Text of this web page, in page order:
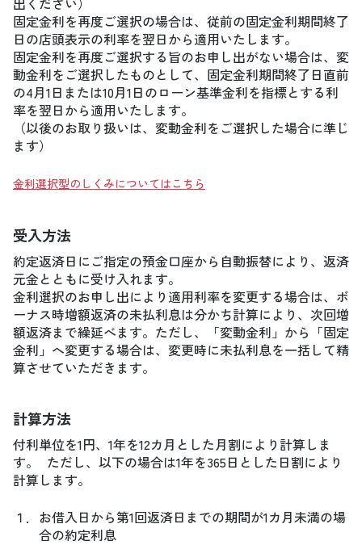
固定金利を再度ご選択の場合は、従前の固定金利期間終了
日の店頭表示の利率を翌日から適用いたします。
固定金利を再度ご選択する旨のお申し出がない場合は、変
動金利をご選択したものとして、固定金利期間終了日直前
の4月1日または10月1日のローン基準金利を指標とする利
率を翌日から適用いたします。
（以後のお取り扱いは、変動金利をご選択した場合に準じ
ます）
金利選択型のしくみについてはこちら
受入方法
約定返済日にご指定の預金口座から自動振替により、返済
元金とともに受け入れます。
金利選択のお申し出により適用利率を変更する場合は、ボ
ーナス時増額返済の未払利息は分かち計算により、次回増
額返済まで繰延べます。ただし、「変動金利」から「固定
金利」へ変更する場合は、変更時に未払利息を一括して精
算させていただきます。
計算方法
付利単位を1円、1年を12カ月とした月割により計算しま
す。 ただし、以下の場合は1年を365日とした日割により
計算します。
１． お借入日から第1回返済日までの期間が1カ月未満の場
合の約定利息